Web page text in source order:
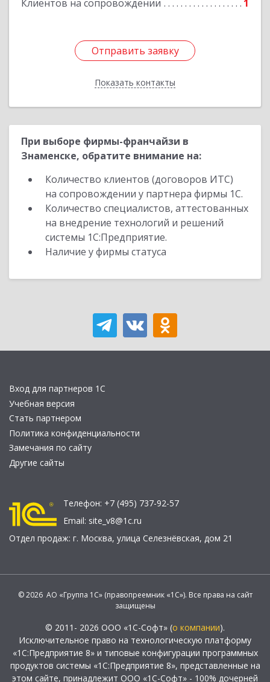
Клиентов на сопровождении 1
Отправить заявку
Показать контакты
Отправить заявку
Назад
При выборе фирмы-франчайзи в
Знаменске, обратите внимание на:
Количество клиентов (договоров ИТС)
на сопровождении у партнера фирмы 1С.
Количество специалистов, аттестованных
на внедрение технологий и решений
системы 1С:Предприятие.
Наличие у фирмы статуса
Вход для партнеров 1С
Учебная версия
Стать партнером
Политика конфиденциальности
Замечания по сайту
Другие сайты
Телефон: +7 (495) 737-92-57
Email: site_v8@1c.ru
Отдел продаж: г. Москва, улица Селезнёвская, дом 21
© 2026 АО «Группа 1С» (правопреемник «1С»). Все права на сайт
защищены
© 2011- 2026 ООО «1С-Софт» (о компании).
Исключительное право на технологическую платформу
«1С:Предприятие 8» и типовые конфигурации программных
продуктов системы «1С:Предприятие 8», представленные на
этом сайте, принадлежит ООО «1С-Софт» - 100% дочерней